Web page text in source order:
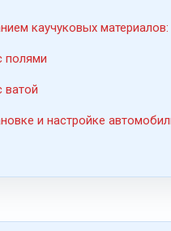
каучуковых
полями
ватой
и настройке